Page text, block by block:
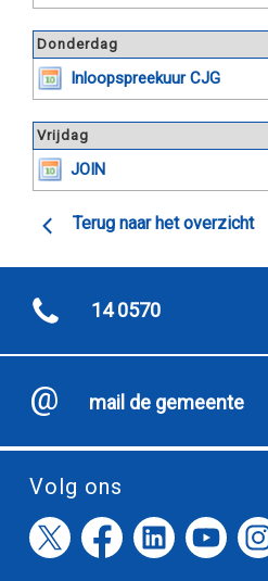
Donderdag
Inloopspreekuur CJG
Vrijdag
JOIN
Terug naar het overzicht
14 0570
mail de gemeente
Volg ons